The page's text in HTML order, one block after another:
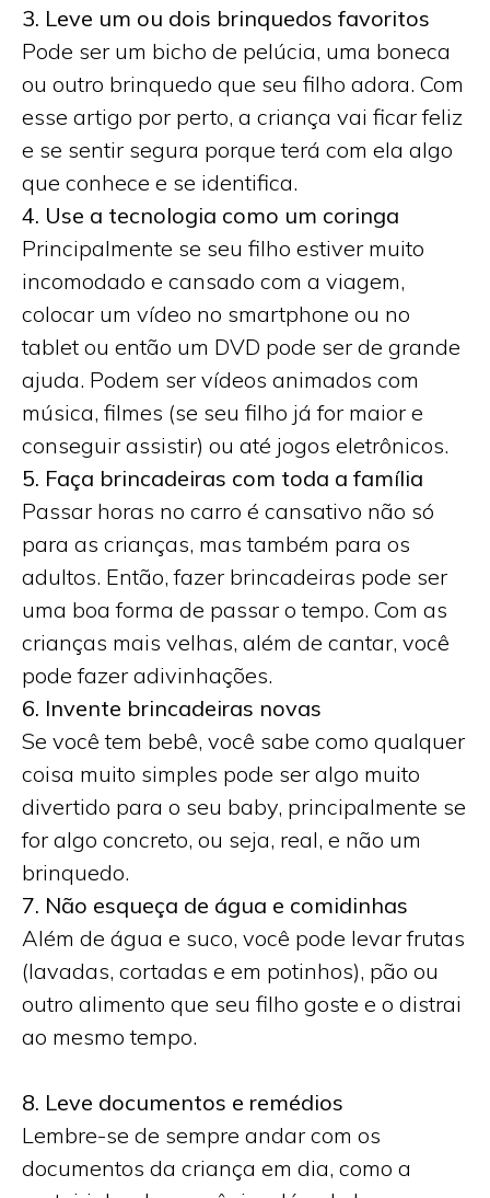
3. Leve um ou dois brinquedos favoritos
Pode ser um bicho de pelúcia, uma boneca
ou outro brinquedo que seu filho adora. Com
esse artigo por perto, a criança vai ficar feliz
e se sentir segura porque terá com ela algo
que conhece e se identifica.
4. Use a tecnologia como um coringa
Principalmente se seu filho estiver muito
incomodado e cansado com a viagem,
colocar um vídeo no smartphone ou no
tablet ou então um DVD pode ser de grande
ajuda. Podem ser vídeos animados com
música, filmes (se seu filho já for maior e
conseguir assistir) ou até jogos eletrônicos.
5. Faça brincadeiras com toda a família
Passar horas no carro é cansativo não só
para as crianças, mas também para os
adultos. Então, fazer brincadeiras pode ser
uma boa forma de passar o tempo. Com as
crianças mais velhas, além de cantar, você
pode fazer adivinhações.
6. Invente brincadeiras novas
Se você tem bebê, você sabe como qualquer
coisa muito simples pode ser algo muito
divertido para o seu baby, principalmente se
for algo concreto, ou seja, real, e não um
brinquedo.
7. Não esqueça de água e comidinhas
Além de água e suco, você pode levar frutas
(lavadas, cortadas e em potinhos), pão ou
outro alimento que seu filho goste e o distrai
ao mesmo tempo.
8. Leve documentos e remédios
Lembre-se de sempre andar com os
documentos da criança em dia, como a